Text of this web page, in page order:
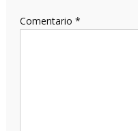
Comentario *